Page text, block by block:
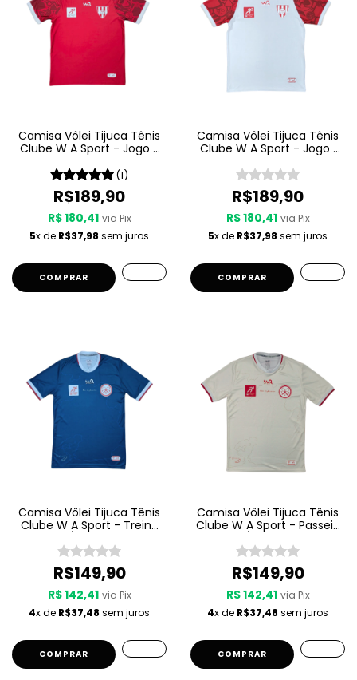
Camisa Vôlei Tijuca Tênis
Clube W A Sport - Jogo 2
(1)
R$189,90
R$ 180,41 via Pix
5x de R$37,98 sem juros
COMPRAR
Camisa Vôlei Tijuca Tênis
Clube W A Sport - Jogo 1
R$189,90
R$ 180,41 via Pix
5x de R$37,98 sem juros
COMPRAR
Camisa Vôlei Tijuca Tênis
Clube W A Sport - Treino
R$149,90
R$ 142,41 via Pix
4x de R$37,48 sem juros
COMPRAR
Camisa Vôlei Tijuca Tênis
Clube W A Sport - Passeio
R$149,90
R$ 142,41 via Pix
4x de R$37,48 sem juros
COMPRAR